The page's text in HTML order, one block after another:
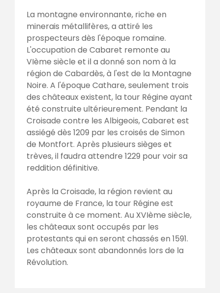
La montagne environnante, riche en
minerais métallifères, a attiré les
prospecteurs dès l'époque romaine.
L'occupation de Cabaret remonte au
VIème siècle et il a donné son nom à la
région de Cabardès, à l'est de la Montagne
Noire. A l'époque Cathare, seulement trois
des châteaux existent, la tour Régine ayant
été construite ultérieurement. Pendant la
Croisade contre les Albigeois, Cabaret est
assiégé dès 1209 par les croisés de Simon
de Montfort. Après plusieurs sièges et
trèves, il faudra attendre 1229 pour voir sa
reddition définitive.
Après la Croisade, la région revient au
royaume de France, la tour Régine est
construite à ce moment. Au XVIème siècle,
les châteaux sont occupés par les
protestants qui en seront chassés en 1591.
Les châteaux sont abandonnés lors de la
Révolution.